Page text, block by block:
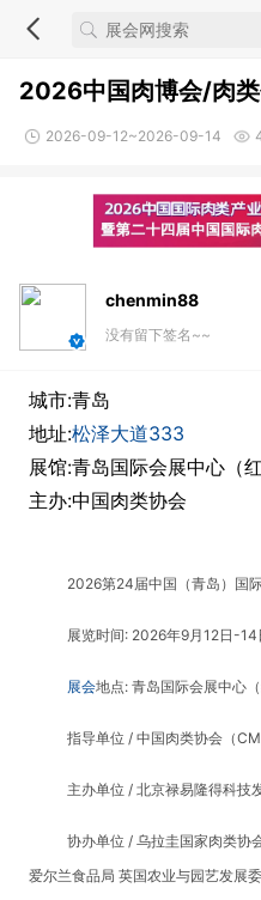
2026中国肉博会/肉
2026-09-12~2026-09-14
chenmin88
没有留下签名~~
城市:青岛
地址:松泽大道333
展馆:青岛国际会展中心（红
主办:中国肉类协会
2026第24届中国（青岛）国
展览时间: 2026年9月12日-14
展会地点: 青岛国际会展中心（
指导单位 / 中国肉类协会（
主办单位 / 北京禄易隆得科技
协办单位 / 乌拉圭国家肉类协
爱尔兰食品局 英国农业与园艺发展